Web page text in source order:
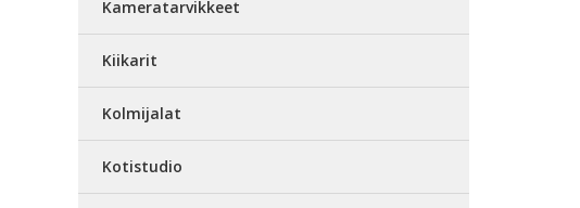
Kameratarvikkeet
Kiikarit
Kolmijalat
Kotistudio